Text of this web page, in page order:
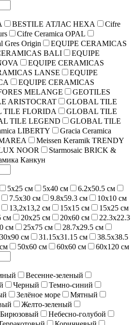
BESTILE АТЛАС HEXA
Cifre
Cifre Ceramica OPAL
Gres Origin
EQUIPE CERAMICAS
BALI
EQUIPE
EQUIPE CERAMICAS
LANSE
EQUIPE
EQUIPE CERAMICAS
MELANGE
GEOTILES
ARISTOCRAT
GLOBAL TILE
TILE FLORIDA
GLOBAL TILE
TILE LEGEND
GLOBAL TILE
LIBERTY
Gracia Ceramica
Meissen Keramik TRENDY
NOOR
Starmosaic BRICK &
Канкун
5х25 см 5х40 см
6.2х50.5 см
7.5х30 см 9.8х59.3 см
10х10 см
13,2х13,2 см 15х15 см
15х25 см
см 20х25 см 20х60 см
22.3х22.3
см 25х75 см
28.7х29.5 см
30х90 см 31.15х31.15 см
38.5х38.5
50х60 см 60х60 см 60х120 см
Весенне-зеленый
Черный
Темно-синий
Зелёное море
Мятный
Желто-зеленый
Бирюзовый
Небесно-голубой